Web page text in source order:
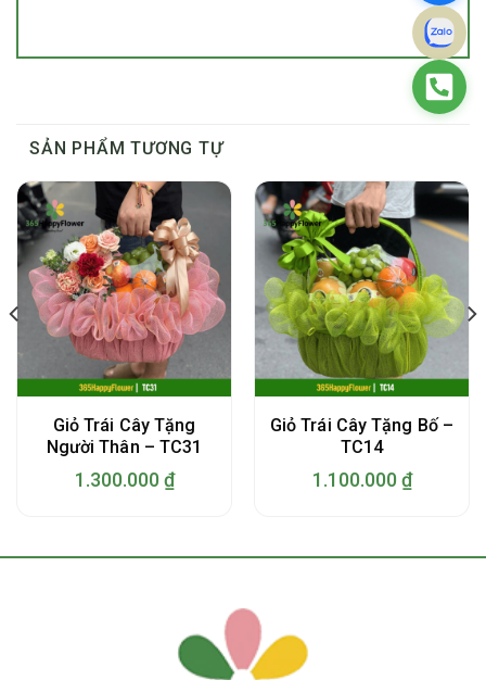
SẢN PHẨM TƯƠNG TỰ
Giỏ Trái Cây Tặng
Người Thân – TC31
1.300.000 ₫
Giỏ Trái Cây Tặng Bố –
TC14
1.100.000 ₫